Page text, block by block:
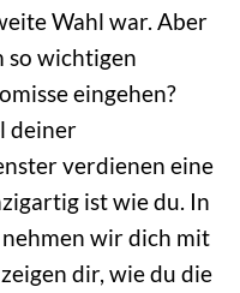
Wahl war. Aber
so wichtigen
eingehen?
deiner
verdienen eine
ist wie du. In
wir dich mit
dir, wie du die